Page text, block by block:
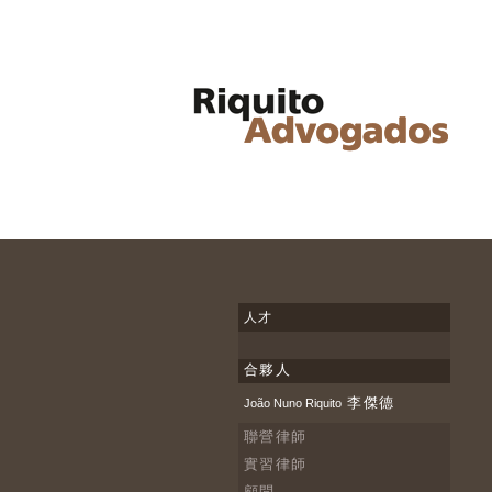
人才
合夥人
João Nuno Riquito 李傑德
聯營律師
實習律師